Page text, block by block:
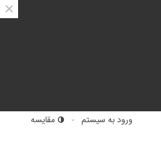
×
ورود به سیستم مقایسه